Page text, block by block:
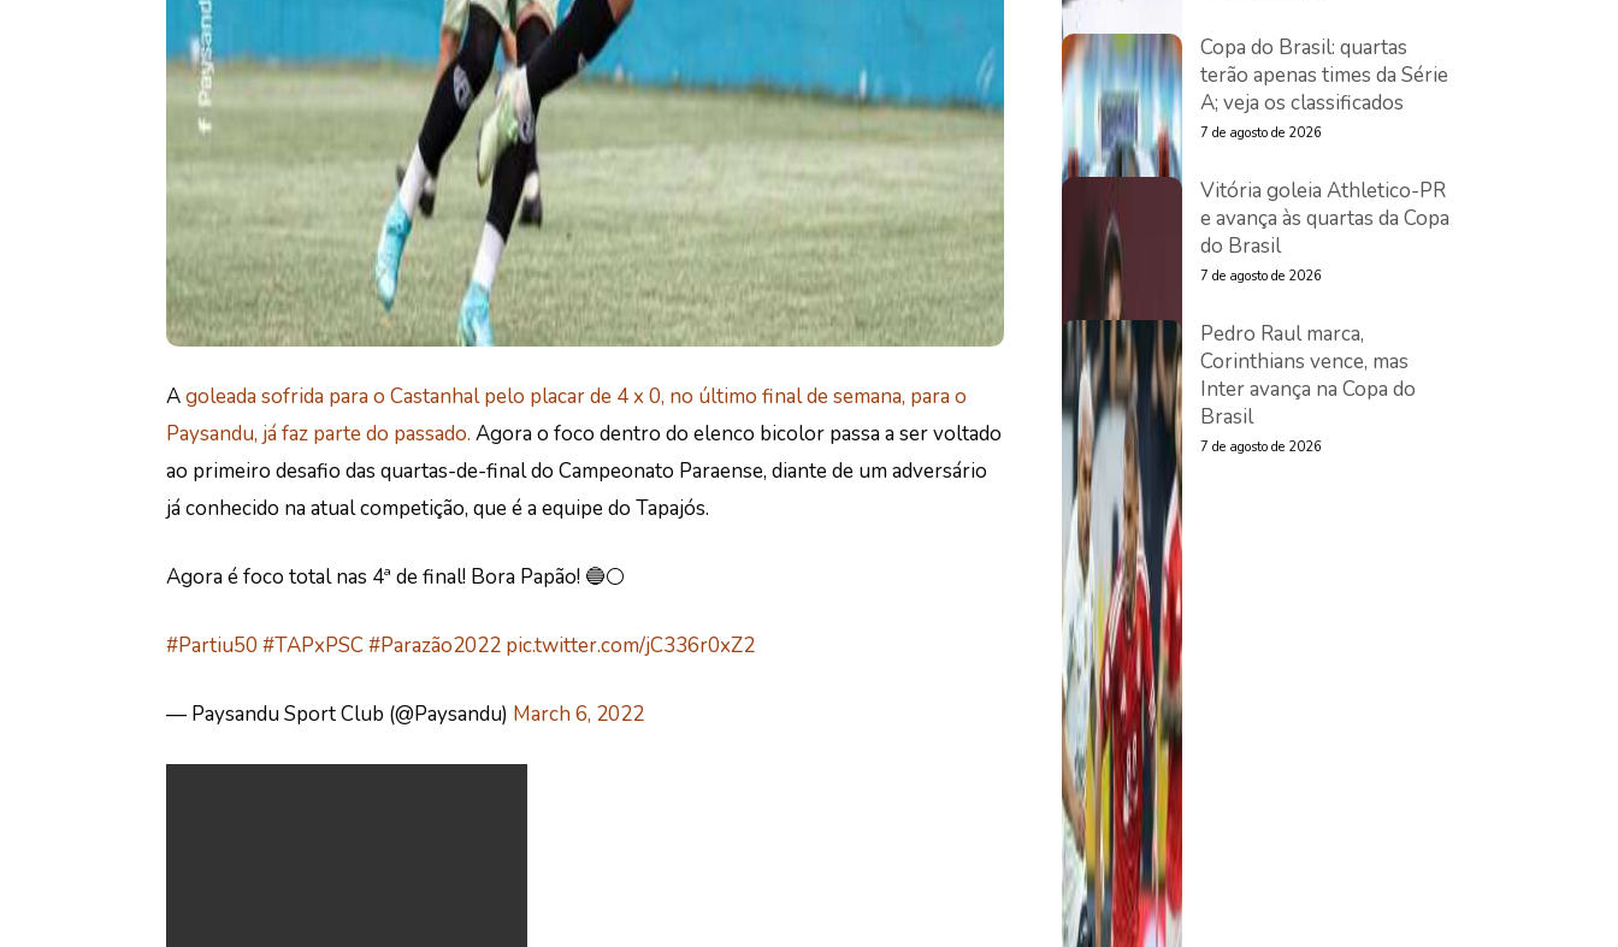
Agoleada sofrida para o Castanhal pelo placar de 4 x 0, no último final de semana, para o
Paysandu, já faz parte do passado. Agora o foco dentro do elenco bicolor passa a ser voltado
ao primeiro desafio das quartas-de-final do Campeonato Paraense, diante de um adversário
já conhecido na atual competição, que é a equipe do Tapajós.
Agora é foco total nas 4ª de final! Bora Papão! 🔵⚪️
#Partiu50 #TAPxPSC#Parazão2022 pic.twitter.com/jC336r0xZ2
— Paysandu Sport Club (@Paysandu) March 6, 2022
Copa do Brasil: quartas
terão apenas times da Série
A; veja os classificados
7 de agosto de 2026
Vitória goleia Athletico-PR
e avança às quartas da Copa
do Brasil
7 de agosto de 2026
Pedro Raul marca,
Corinthians vence, mas
Inter avança na Copa do
Brasil
7 de agosto de 2026